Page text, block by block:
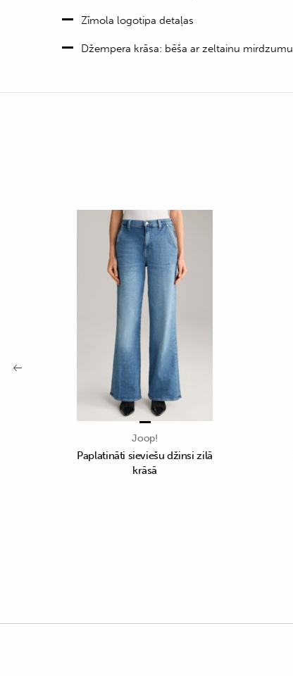
Zīmola logotipa detaļas
Džempera krāsa: bēša ar zeltainu mirdzumu
Joop!
Paplatināti sieviešu džinsi zilā
krāsā